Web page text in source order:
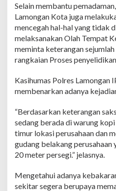
e
b
a
k
a
r
a
G
u
d
n
g
P
r
u
a
h
Selain membantu
Lamongan Kota juga
mencegah hal-hal yang tidak
melaksanakan Olah Tempat
meminta keterangan
rangkaian Proses
Kasihumas Polres Lamongan
membenarkan adanya
“Berdasarkan keterangan
sedang berada di warung
timur lokasi perusahaan dan
gudang belakang
20 meter persegi.” jelasnya.
Mengetahui adanya
sekitar segera berupaya